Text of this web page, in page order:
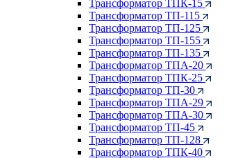
Трансформатор ТПК-15
Трансформатор ТП-115
Трансформатор ТП-125
Трансформатор ТП-155
Трансформатор ТП-135
Трансформатор ТПА-20
Трансформатор ТПК-25
Трансформатор ТП-30
Трансформатор ТПА-29
Трансформатор ТПА-30
Трансформатор ТП-45
Трансформатор ТП-128
Трансформатор ТПК-40